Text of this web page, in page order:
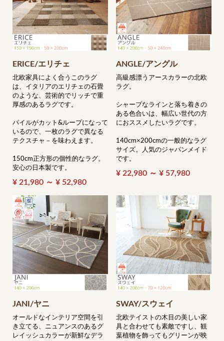
ERICE/エリチェ
北欧家具によく合うこのラグ
は、イタリアのエリチェの石畳
のような、芸術的でリッチで重
厚感のあるラグです。
パイルがカット&ループになって
いるので、一枚のラグで異なる
テクスチャ－を味わえます。
150cm正方形の個性的なラグ。
安心の日本製です。
¥ 21,980 ～ ¥ 52,980
ANGLE/アングル
高級感漂うアースカラーの北欧
ラグ。
シャープなラインと落ち着きの
ある色合いは、幅広い世代の方
におススメしたいラグです。
140cm×200cmの一般的なラグ
サイズ。人気のジャパンメイド
です。
¥ 22,980 ～ ¥ 57,980
JANI/ヤニ
オールドなインテリア空間を引
き立てる、ニュアンスのあるグ
レイッシュカラーが新鮮なデラ
SWAY/スウェイ
北欧テイストの木目の美しい家
具と合わせても素敵ですし、観
葉植物を飾ってもグリーンが映